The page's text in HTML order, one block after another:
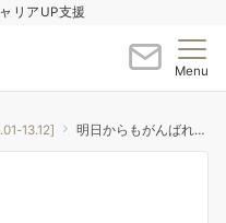
リアUP支援
Menu
13.12] 明日からもがんばれそう